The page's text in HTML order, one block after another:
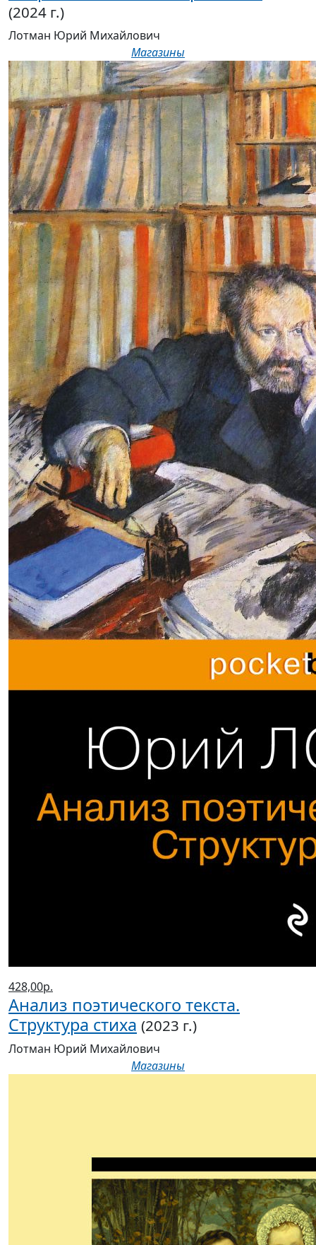
(2024 г.)
Лотман Юрий Михайлович
Магазины
428,00р.
Анализ поэтического текста.
Структура стиха (2023 г.)
Лотман Юрий Михайлович
Магазины